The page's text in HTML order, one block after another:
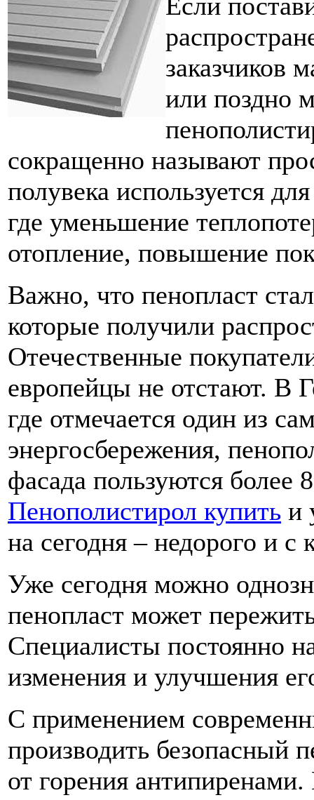
заказчиков
или поздно
сокращенно называют
полувека используется
где уменьшение
отопление, повышение
Важно, что пенопласт
которые получили
Отечественные
европейцы не отстают. В
где отмечается один из
энергосбережения,
фасада пользуются более
Пенополистирол купить и
на сегодня – недорого и с
Уже сегодня можно
пенопласт может
Специалисты постоянно
изменения и улучшения
С применением
производить безопасный
от горения